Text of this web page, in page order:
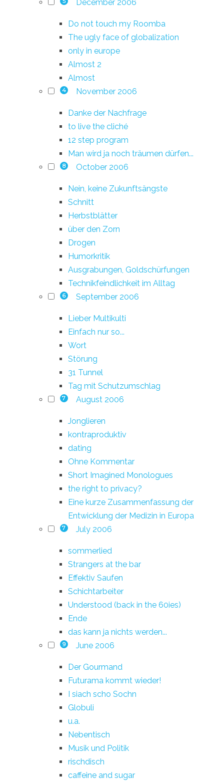
December 2006
Do not touch my Roomba
The ugly face of globalization
only in europe
Almost 2
Almost
4 November 2006
Danke der Nachfrage
to live the cliché
12 step program
Man wird ja noch träumen dürfen...
8 October 2006
Nein, keine Zukunftsängste
Schnitt
Herbstblätter
über den Zorn
Drogen
Humorkritik
Ausgrabungen, Goldschürfungen
Technikfeindlichkeit im Alltag
6 September 2006
Lieber Multikulti
Einfach nur so...
Wort
Störung
31 Tunnel
Tag mit Schutzumschlag
7 August 2006
Jonglieren
kontraproduktiv
dating
Ohne Kommentar
Short Imagined Monologues
the right to privacy?
Eine kurze Zusammenfassung der
Entwicklung der Medizin in Europa
7 July 2006
sommerlied
Strangers at the bar
Effektiv Saufen
Schichtarbeiter
Understood (back in the 60ies)
Ende
das kann ja nichts werden...
9 June 2006
Der Gourmand
Futurama kommt wieder!
I siach scho Sochn
Globuli
u.a.
Nebentisch
Musik und Politik
rischdisch
caffeine and sugar